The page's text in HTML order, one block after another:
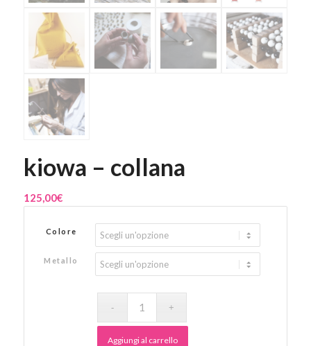
kiowa – collana
125,00€
Colore
Metallo
Aggiungi al carrello